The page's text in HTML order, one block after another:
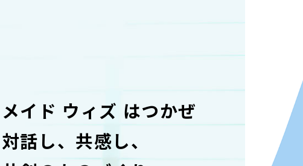
メイド ウィズ はつかぜ
対話し、共感し、